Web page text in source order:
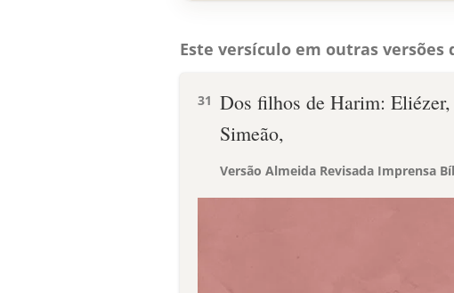
Este versículo em outras versões
31 Dos filhos de Harim:
Simeão,
Versão Almeida Revisada Imprensa